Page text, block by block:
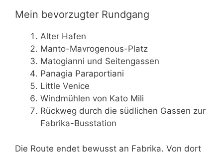
Mein bevorzugter Rundgang
Alter Hafen
Manto-Mavrogenous-Platz
Matogianni und Seitengassen
Panagia Paraportiani
Little Venice
Windmühlen von Kato Mili
Rückweg durch die südlichen Gassen zur
Fabrika-Busstation
Die Route endet bewusst an Fabrika. Von dort